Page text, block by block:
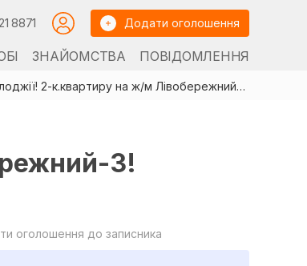
8871 Додати оголошення
ЗНАЙОМСТВА ПОВІДОМЛЕННЯ
Продам велику! 3 лоджії! 2-к.квартиру на ж/м Лівобережний-3!
3!
оголошення до записника